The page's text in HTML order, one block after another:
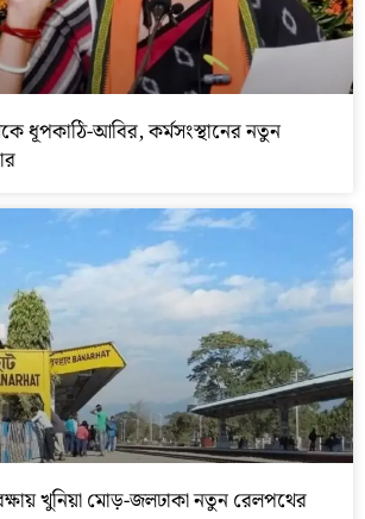
ধূপকাঠি-আবির, কর্মসংস্থানের নতুন
খুনিয়া মোড়-জলঢাকা নতুন রেলপথের